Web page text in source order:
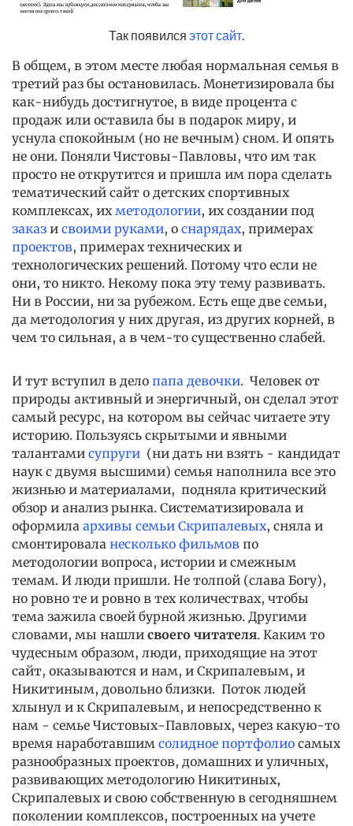
Так появился этот сайт.
В общем, в этом месте любая нормальная семья в
третий раз бы остановилась. Монетизировала бы
как-нибудь достигнутое, в виде процента с
продаж или оставила бы в подарок миру, и
уснула спокойным (но не вечным) сном. И опять
не они. Поняли Чистовы-Павловы, что им так
просто не открутится и пришла им пора сделать
тематический сайт о детских спортивных
комплексах, ихметодологии, их создании под
заказ и своими руками, о снарядах, примерах
проектов, примерах технических и
технологических решений. Потому что если не
они, то никто. Некому пока эту тему развивать.
Ни в России, ни за рубежом. Есть еще две семьи,
да методология у них другая, из других корней, в
чем то сильная, а в чем-то существенно слабей.
И тут вступил в дело папа девочки. Человек от
природы активный и энергичный, он сделал этот
самый ресурс, на котором вы сейчас читаете эту
историю. Пользуясь скрытыми и явными
талантами супруги (ни дать ни взять - кандидат
наук с двумя высшими) семья наполнила все это
жизнью и материалами, подняла критический
обзор и анализ рынка. Систематизировала и
оформила архивы семьи Скрипалевых, сняла и
смонтировала несколько фильмов по
методологии вопроса, истории и смежным
темам. И люди пришли. Не толпой (слава Богу),
но ровно те и ровно в тех количествах, чтобы
тема зажила своей бурной жизнью. Другими
словами, мы нашли своего читателя. Каким то
чудесным образом, люди, приходящие на этот
сайт, оказываются и нам, и Скрипалевым, и
Никитиным, довольно близки. Поток людей
хлынул и к Скрипалевым, и непосредственно к
нам - семье Чистовых-Павловых, через какую-то
время наработавшим солидное портфолио самых
разнообразных проектов, домашних и уличных,
развивающих методологию Никитиных,
Скрипалевых и свою собственную в сегодняшнем
поколении комплексов, построенных на учете